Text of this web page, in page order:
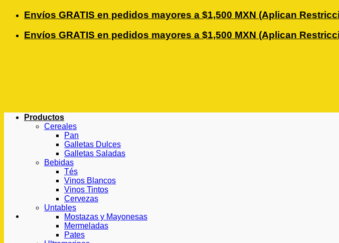
Saltar
contenido
Envíos GRATIS en pedidos mayores a $1,500 MXN (Aplican
Envíos GRATIS en pedidos mayores a $1,500 MXN (Aplican
Productos
Cereales
Pan
Galletas Dulces
Galletas Saladas
Bebidas
Tés
Vinos Blancos
Vinos Tintos
Cervezas
Untables
Mostazas y Mayonesas
Mermeladas
Pates